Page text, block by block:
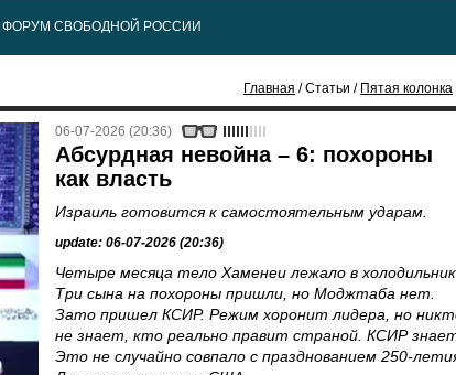
ФОРУМ СВОБОДНОЙ РОССИИ
Главная / Статьи / Пятая колонка
06-07-2026 (20:36)
Абсурдная невойна – 6: похороны
как власть
Израиль готовится к самостоятельным ударам.
update: 06-07-2026 (20:36)
Четыре месяца тело Хаменеи лежало в
Три сына на похороны пришли, но Моджтаба нет.
Зато пришел КСИР. Режим хоронит лидера, но
не знает, кто реально правит страной. КСИР
Это не случайно совпало с празднованием 250-